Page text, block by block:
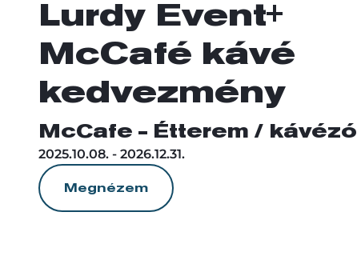
Lurdy Event+
McCafé kávé
kedvezmény
McCafe - Étterem / kávézó
2025.10.08. - 2026.12.31.
Megnézem